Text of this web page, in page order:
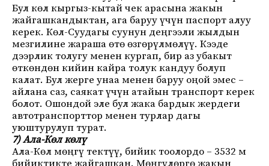
Бул көл кыргыз-кытай чек арасына жакын
жайгашкандыктан, ага баруу үчүн паспорт алуу
керек. Көл-Суудагы суунун деңгээли жылдын
мезгилине жараша өтө өзгөрүлмөлүү. Кээде
дээрлик толугу менен кургап, бир аз убакыт
өткөндөн кийин кайра толук кандуу болуп
калат. Бул жерге унаа менен баруу оңой эмес –
айлана саз, саякат үчүн атайын транспорт керек
болот. Ошондой эле бул жака бардык жердеги
автотранспорттор менен турлар дагы
уюштурулуп турат.
7) Ала-Көл көлү
Ала-Көл мөңгү тектүү, бийик тоолордо – 3532 м